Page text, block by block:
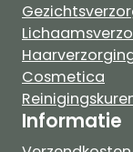
Cosmetica
Informatie